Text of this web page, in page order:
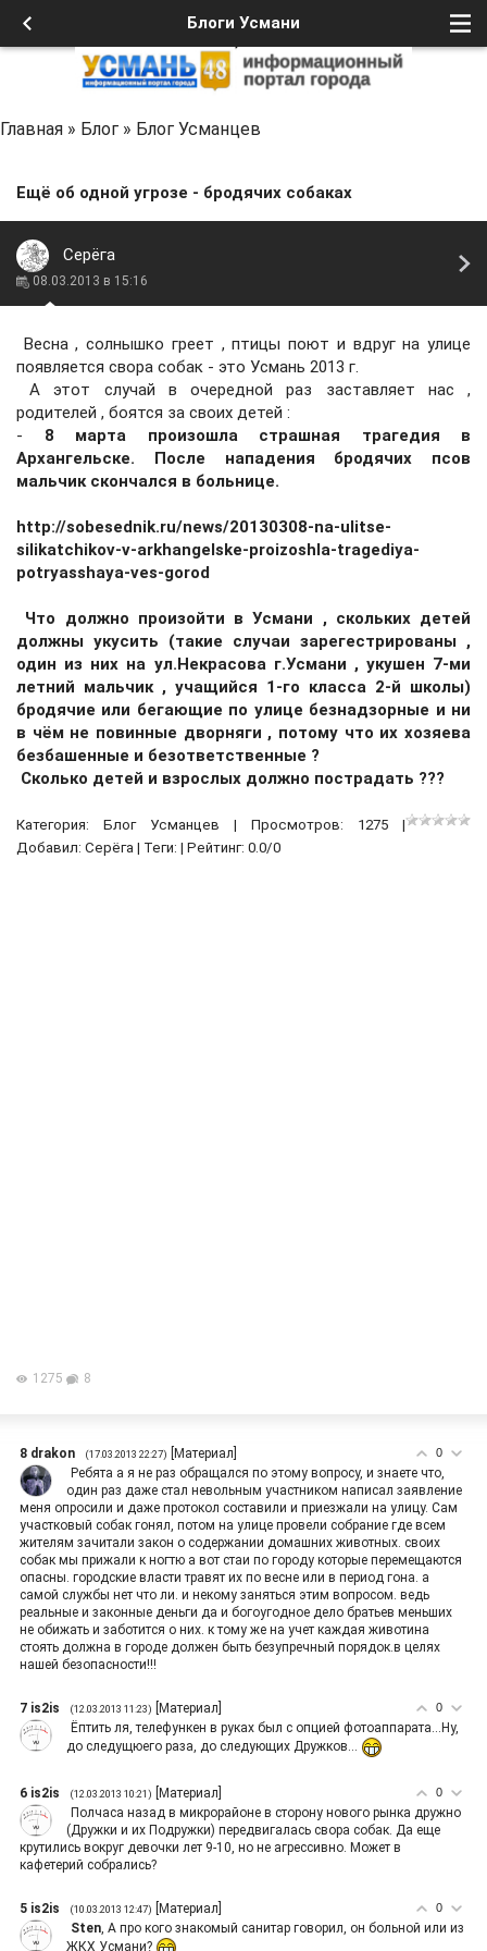
Блоги Усмани
Главная » Блог » Блог Усманцев
Ещё об одной угрозе - бродячих собаках
Серёга
08.03.2013 в 15:16
Весна , солнышко греет , птицы поют и вдруг на улице
появляется свора собак - это Усмань 2013 г.
А этот случай в очередной раз заставляет нас ,
родителей , боятся за своих детей :
- 8 марта произошла страшная трагедия в
Архангельске. После нападения бродячих псов
мальчик скончался в больнице.
http://sobesednik.ru/news/20130308-na-ulitse-
silikatchikov-v-arkhangelske-proizoshla-tragediya-
potryasshaya-ves-gorod
Что должно произойти в Усмани , скольких детей
должны укусить (такие случаи зарегестрированы ,
один из них на ул.Некрасова г.Усмани , укушен 7-ми
летний мальчик , учащийся 1-го класса 2-й школы)
бродячие или бегающие по улице безнадзорные и ни
в чём не повинные дворняги , потому что их хозяева
безбашенные и безответственные ?
Сколько детей и взрослых должно пострадать ???
Категория: Блог Усманцев | Просмотров: 1275 |
Добавил: Серёга | Теги: | Рейтинг: 0.0/0
1275 8
0
8 drakon (17.03.2013 22:27) Материал
Ребята а я не раз обращался по этому вопросу, и знаете что,
один раз даже стал невольным участником написал заявление
меня опросили и даже протокол составили и приезжали на улицу. Сам
участковый собак гонял, потом на улице провели собрание где всем
жителям зачитали закон о содержании домашних животных. своих
собак мы прижали к ногтю а вот стаи по городу которые перемещаются
опасны. городские власти травят их по весне или в период гона. а
самой службы нет что ли. и некому заняться этим вопросом. ведь
реальные и законные деньги да и богоугодное дело братьев меньших
не обижать и заботится о них. к тому же на учет каждая животина
стоять должна в городе должен быть безупречный порядок.в целях
нашей безопасности!!!
0
7 is2is (12.03.2013 11:23) Материал
Ёптить ля, телефункен в руках был с опцией фотоаппарата...Ну,
до следущюего раза, до следующих Дружков...
0
6 is2is (12.03.2013 10:21) Материал
Полчаса назад в микрорайоне в сторону нового рынка дружно
(Дружки и их Подружки) передвигалась свора собак. Да еще
крутились вокруг девочки лет 9-10, но не агрессивно. Может в
кафетерий собрались?
0
5 is2is (10.03.2013 12:47) Материал
Sten, А про кого знакомый санитар говорил, он больной или из
ЖКХ Усмани?